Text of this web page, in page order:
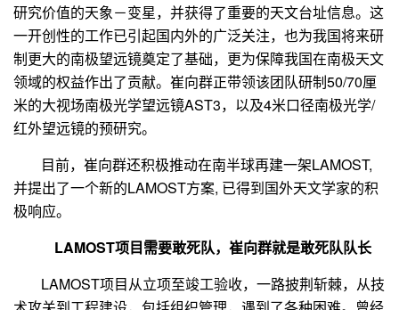
研究价值的天象－变星，并获得了重要的天文台址信息。这
一开创性的工作已引起国内外的广泛关注，也为我国将来研
制更大的南极望远镜奠定了基础，更为保障我国在南极天文
领域的权益作出了贡献。崔向群正带领该团队研制50/70厘
米的大视场南极光学望远镜AST3，以及4米口径南极光学/
红外望远镜的预研究。
目前，崔向群还积极推动在南半球再建一架LAMOST,
并提出了一个新的LAMOST方案, 已得到国外天文学家的积
极响应。
LAMOST项目需要敢死队，崔向群就是敢死队队长
LAMOST项目从立项至竣工验收，一路披荆斩棘，从技